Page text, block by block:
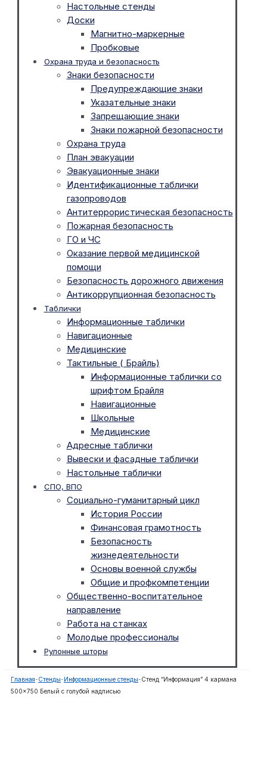
Настольные стенды
Доски
Магнитно-маркерные
Пробковые
Охрана труда и безопасность
Знаки безопасности
Предупреждающие знаки
Указательные знаки
Запрещающие знаки
Знаки пожарной безопасности
Охрана труда
План эвакуации
Эвакуационные знаки
Идентификационные таблички
газопроводов
Антитеррористическая безопасность
Пожарная безопасность
ГО и ЧС
Оказание первой медицинской
помощи
Безопасность дорожного движения
Антикоррупционная безопасность
Таблички
Информационные таблички
Навигационные
Медицинские
Тактильные ( Брайль)
Информационные таблички со
шрифтом Брайля
Навигационные
Школьные
Медицинские
Адресные таблички
Вывески и фасадные таблички
Настольные таблички
СПО, ВПО
Социально-гуманитарный цикл
История России
Финансовая грамотность
Безопасность
жизнедеятельности
Основы военной службы
Общие и профкомпетенции
Общественно-воспитательное
направление
Работа на станках
Молодые профессионалы
Рулонные шторы
Главная-Стенды- Информационные стенды-Стенд “Информация” 4 кармана
500×750 Белый с голубой надписью